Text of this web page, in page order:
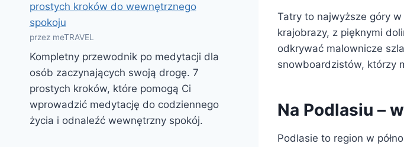
Tatry to najwyższe góry
krajobrazy, z pięknymi
odkrywać malownicze
snowboardzistów, którzy
Na Podlasiu –
Podlasie to region w
prostych kroków do wewnętrznego
spokoju
przez meTRAVEL
Kompletny przewodnik po medytacji dla
osób zaczynających swoją drogę. 7
prostych kroków, które pomogą Ci
wprowadzić medytację do codziennego
życia i odnaleźć wewnętrzny spokój.